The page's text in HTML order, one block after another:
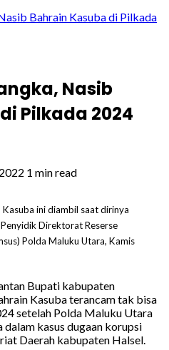
Bahrain Kasuba di Pilkada
Nasib
Pilkada 2024
1 min read
ini diambil saat dirinya
Direktorat Reserse
Polda Maluku Utara, Kamis
Bupati kabupaten
Kasuba terancam tak bisa
setelah Polda Maluku Utara
kasus dugaan korupsi
Daerah kabupaten Halsel.